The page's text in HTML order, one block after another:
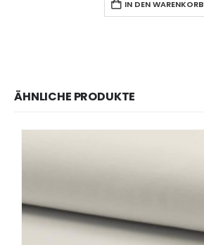
IN DEN WARENKORB
ÄHNLICHE PRODUKTE